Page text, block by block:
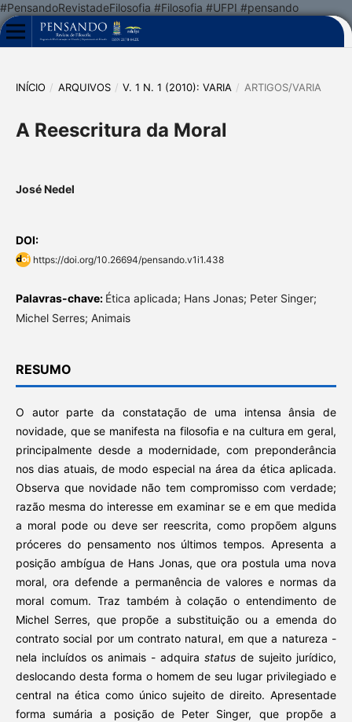
#PensandoRevistadeFilosofia #Filosofia #UFPI #pensando
INÍCIO / ARQUIVOS / V. 1 N. 1 (2010): VARIA / ARTIGOS/VARIA
A Reescritura da Moral
José Nedel
DOI:
https://doi.org/10.26694/pensando.v1i1.438
Palavras-chave: Ética aplicada; Hans Jonas; Peter Singer;
Michel Serres; Animais
RESUMO
O autor parte da constatação de uma intensa ânsia de
novidade, que se manifesta na filosofia e na cultura em geral,
principalmente desde a modernidade, com preponderância
nos dias atuais, de modo especial na área da ética aplicada.
Observa que novidade não tem compromisso com verdade;
razão mesma do interesse em examinar se e em que medida
a moral pode ou deve ser reescrita, como propõem alguns
próceres do pensamento nos últimos tempos. Apresenta a
posição ambígua de Hans Jonas, que ora postula uma nova
moral, ora defende a permanência de valores e normas da
moral comum. Traz também à colação o entendimento de
Michel Serres, que propõe a substituição ou a emenda do
contrato social por um contrato natural, em que a natureza -
nela incluídos os animais - adquirastatus de sujeito jurídico,
deslocando desta forma o homem de seu lugar privilegiado e
central na ética como único sujeito de direito. Apresentade
forma sumária a posição de Peter Singer, que propõe a